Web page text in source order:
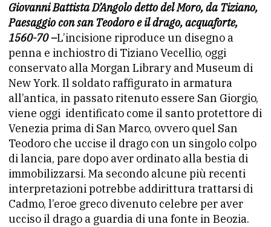
Giovanni Battista D’Angolo detto del Moro, da Tiziano,
Paesaggio con san Teodoro e il drago, acquaforte,
1560-70 –L’incisione riproduce un disegno a
penna e inchiostro di Tiziano Vecellio, oggi
conservato alla Morgan Library and Museum di
New York. Il soldato raffigurato in armatura
all’antica, in passato ritenuto essere San Giorgio,
viene oggi identificato come il santo protettore di
Venezia prima di San Marco, ovvero quel San
Teodoro che uccise il drago con un singolo colpo
di lancia, pare dopo aver ordinato alla bestia di
immobilizzarsi. Ma secondo alcune più recenti
interpretazioni potrebbe addirittura trattarsi di
Cadmo, l’eroe greco divenuto celebre per aver
ucciso il drago a guardia di una fonte in Beozia.